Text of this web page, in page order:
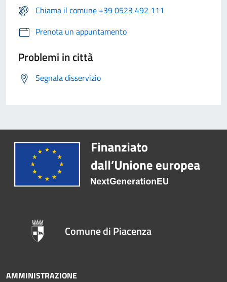
Chiama il comune +39 0523 492 111
Prenota un appuntamento
Problemi in città
Segnala disservizio
Comune di Piacenza
AMMINISTRAZIONE